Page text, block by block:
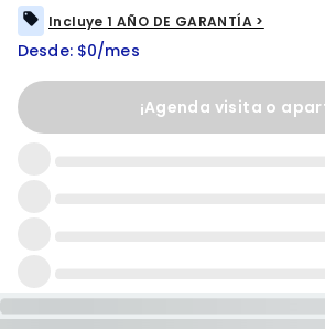
Incluye 1 AÑO DE GARANTÍA >
Desde: $0/mes
¡Agenda visita o